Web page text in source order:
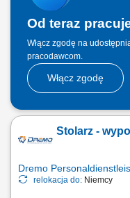
Od teraz
Włącz zgodę na
pracodawcom.
Włącz zgodę
Stolarz -
Dremo
relokacja do: Niemcy